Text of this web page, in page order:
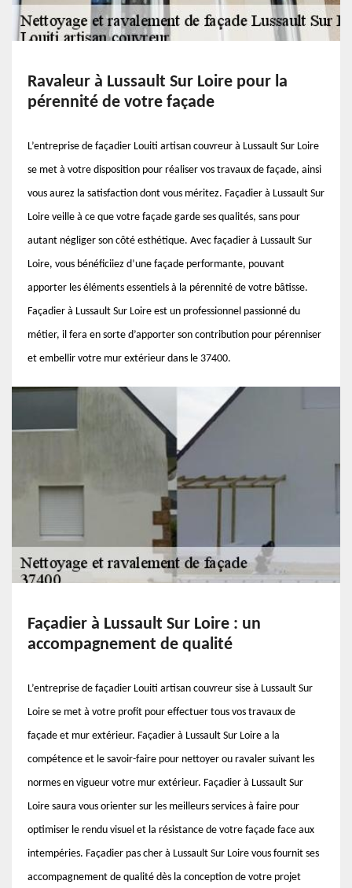
Ravaleur à Lussault Sur Loire pour la
pérennité de votre façade
L’entreprise de façadier Louiti artisan couvreur à Lussault Sur Loire
se met à votre disposition pour réaliser vos travaux de façade, ainsi
vous aurez la satisfaction dont vous méritez. Façadier à Lussault Sur
Loire veille à ce que votre façade garde ses qualités, sans pour
autant négliger son côté esthétique. Avec façadier à Lussault Sur
Loire, vous bénéficiiez d’une façade performante, pouvant
apporter les éléments essentiels à la pérennité de votre bâtisse.
Façadier à Lussault Sur Loire est un professionnel passionné du
métier, il fera en sorte d’apporter son contribution pour pérenniser
et embellir votre mur extérieur dans le 37400.
Façadier à Lussault Sur Loire : un
accompagnement de qualité
L’entreprise de façadier Louiti artisan couvreur sise à Lussault Sur
Loire se met à votre profit pour effectuer tous vos travaux de
façade et mur extérieur. Façadier à Lussault Sur Loire a la
compétence et le savoir-faire pour nettoyer ou ravaler suivant les
normes en vigueur votre mur extérieur. Façadier à Lussault Sur
Loire saura vous orienter sur les meilleurs services à faire pour
optimiser le rendu visuel et la résistance de votre façade face aux
intempéries. Façadier pas cher à Lussault Sur Loire vous fournit ses
accompagnement de qualité dès la conception de votre projet